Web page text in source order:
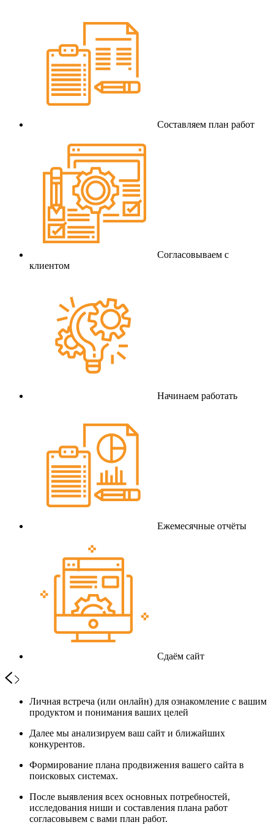
Составляем план работ
Согласовываем с
клиентом
Начинаем работать
Ежемесячные отчёты
Сдаём сайт
Личная встреча (или онлайн) для ознакомление с вашим
продуктом и понимания ваших целей
Далее мы анализируем ваш сайт и ближайших
конкурентов.
Формирование плана продвижения вашего сайта в
поисковых системах.
После выявления всех основных потребностей,
исследования ниши и составления плана работ
согласовывем с вами план работ.